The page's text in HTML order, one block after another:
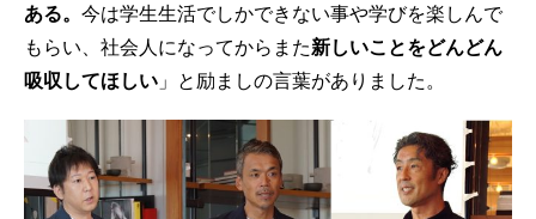
ある。 今は学生生活でしかできない事や学びを楽しんで
もらい、社会人になってからまた新しいことをどんどん
吸収してほしい 」と励ましの言葉がありました。